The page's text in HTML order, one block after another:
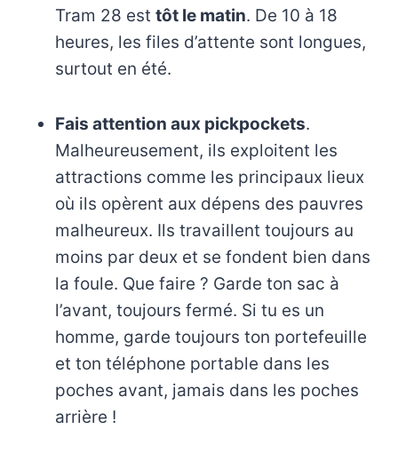
Tram 28 est tôt le matin. De 10 à 18
heures, les files d’attente sont longues,
surtout en été.
Fais attention aux pickpockets.
Malheureusement, ils exploitent les
attractions comme les principaux lieux
où ils opèrent aux dépens des pauvres
malheureux. Ils travaillent toujours au
moins par deux et se fondent bien dans
la foule. Que faire ? Garde ton sac à
l’avant, toujours fermé. Si tu es un
homme, garde toujours ton portefeuille
et ton téléphone portable dans les
poches avant, jamais dans les poches
arrière !